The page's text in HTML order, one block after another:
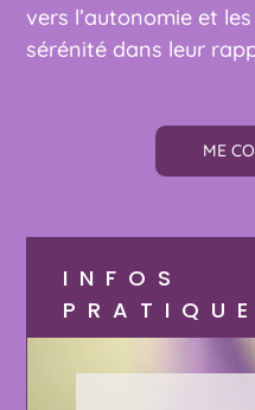
vers l’autonomie et
sérénité dans leur
ME
INFOS